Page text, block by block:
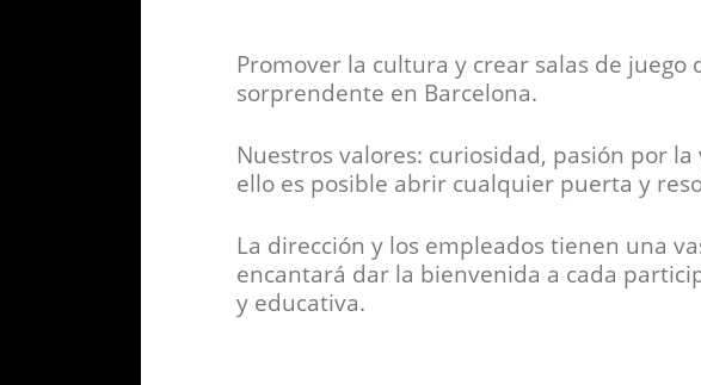
Promover la cultura y crear salas de
sorprendente en Barcelona.
Nuestros valores: curiosidad, pasión por
ello es posible abrir cualquier puerta y
La dirección y los empleados tienen una
encantará dar la bienvenida a cada
y educativa.